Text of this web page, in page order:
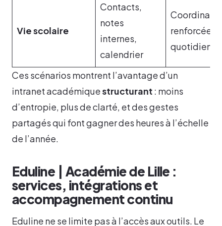
Vie scolaire
Contacts,
notes
internes,
calendrier
renforcée
quotidien
Ces scénarios montrent l’avantage d’un
intranet académiquestructurant : moins
d’entropie, plus de clarté, et des gestes
partagés qui font gagner des heures à l’échelle
de l’année.
Eduline | Académie de Lille :
services, intégrations et
accompagnement continu
Eduline ne se limite pas à l’accès aux outils. Le